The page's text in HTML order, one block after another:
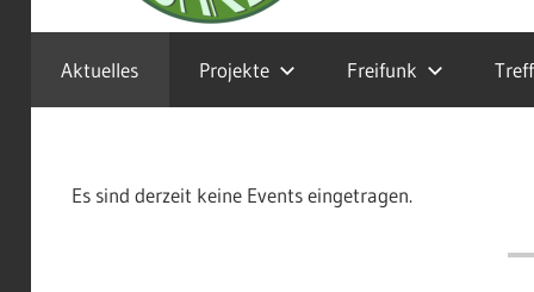
in
Aktuelles Projekte Freifunk
Es sind derzeit keine Events eingetragen.